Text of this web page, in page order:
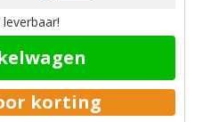
korting